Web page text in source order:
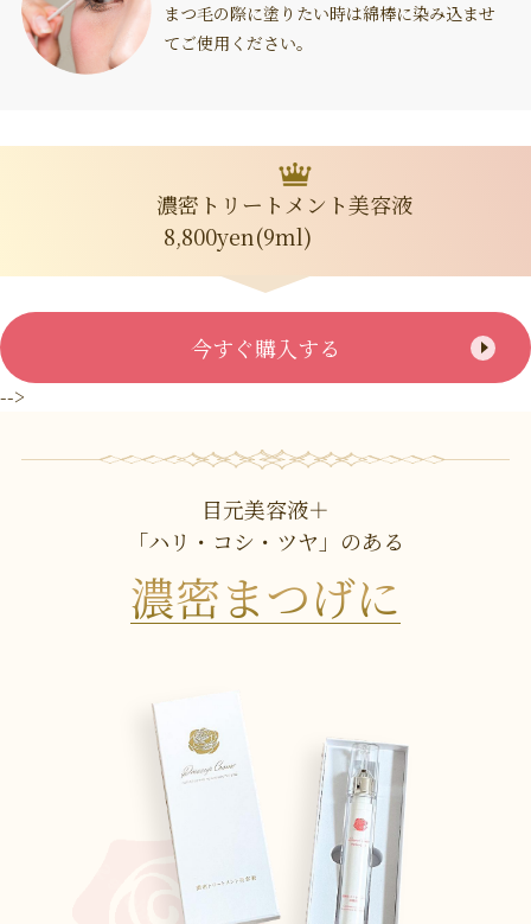
まつ毛の際に塗りたい時は綿棒に染み込ませ
てご使用ください。
濃密トリートメント美容液
8,800yen(9ml)
今すぐ購入する
-->
目元美容液＋
「ハリ・コシ・ツヤ」のある
濃密まつげに